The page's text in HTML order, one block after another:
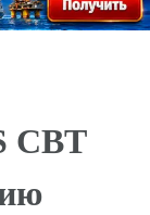
CBT